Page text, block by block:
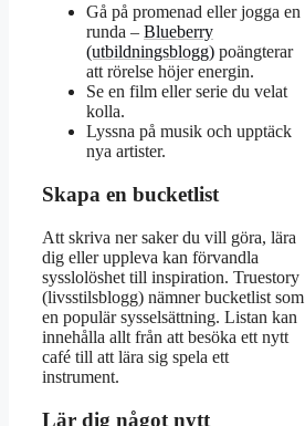
Gå på promenad eller jogga en
runda – Blueberry
(utbildningsblogg) poängterar
att rörelse höjer energin.
Se en film eller serie du velat
kolla.
Lyssna på musik och upptäck
nya artister.
Skapa en bucketlist
Att skriva ner saker du vill göra, lära
dig eller uppleva kan förvandla
sysslolöshet till inspiration. Truestory
(livsstilsblogg) nämner bucketlist som
en populär sysselsättning. Listan kan
innehålla allt från att besöka ett nytt
café till att lära sig spela ett
instrument.
Lär dig något nytt